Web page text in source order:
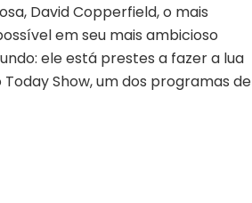
DAVID
COPPERFIELD
ANUNCIA
A
DESAPARIÇÃO
David Copperfield, o mais
em seu mais ambicioso
ele está prestes a fazer a lua
Show, um dos programas de